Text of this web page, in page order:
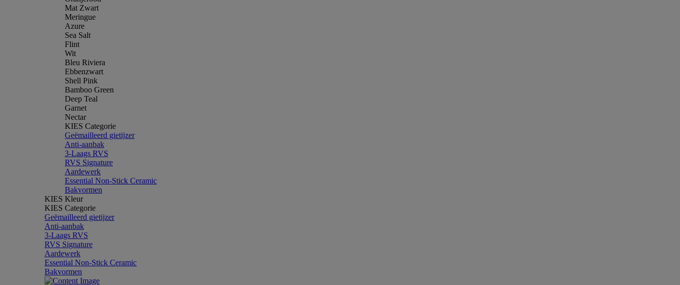
Mat Zwart
Meringue
Azure
Sea Salt
Flint
Wit
Bleu Riviera
Ebbenzwart
Shell Pink
Bamboo Green
Deep Teal
Garnet
Nectar
KIES Categorie
Geëmailleerd gietijzer
Anti-aanbak
3-Laags RVS
RVS Signature
Aardewerk
Essential Non-Stick Ceramic
Bakvormen
KIES Kleur
KIES Categorie
Geëmailleerd gietijzer
Anti-aanbak
3-Laags RVS
RVS Signature
Aardewerk
Essential Non-Stick Ceramic
Bakvormen